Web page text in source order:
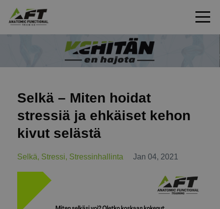
Selkä – Miten hoidat
stressiä ja ehkäiset kehon
kivut selästä
Selkä Stressi Stressinhallinta Jan 04, 2021